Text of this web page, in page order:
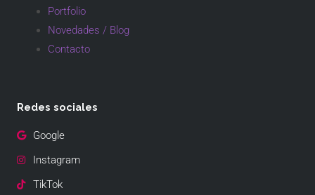
Portfolio
Novedades / Blog
Contacto
Redes sociales
Google
Instagram
TikTok